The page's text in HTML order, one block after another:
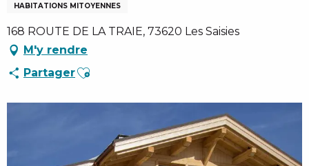
HABITATIONS MITOYENNES
168 ROUTE DE LA TRAIE, 73620 Les Saisies
M'y rendre
PartagerAjouter aux favoris